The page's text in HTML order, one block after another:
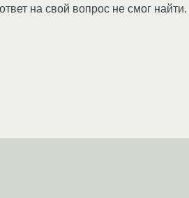
на свой вопрос не смог найти.